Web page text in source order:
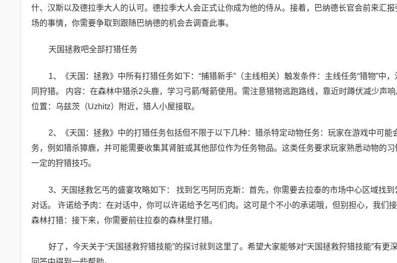
什、汉斯以及德拉季大人的认可。德拉季大人会正式让你成为他的侍从。接着，巴纳德长官会前来汇
场的事情，你需要争取到跟随巴纳德的机会去调查此事。
天国拯救吧全部打猎任务
1、《天国：拯救》中所有打猎任务如下：“捕猎新手”（主线相关）触发条件：主线任务“猎物”中
同狩猎。 内容：在森林中猎杀2头鹿，学习弓箭/弩箭使用。需注意猎物逃跑路线，靠近时蹲伏减少声响
位置：乌兹茨（Uzhitz）附近，猎人小屋接取。
2、《天国：拯救》中的打猎任务包括但不限于以下几种：猎杀特定动物任务：玩家在游戏中可能
务，例如猎杀獐鹿，并可能需要收集其肾脏或其他部位作为任务物品。这类任务要求玩家熟悉动物的
一定的狩猎技巧。
3、天国拯救乞丐的盛宴攻略如下： 找到乞丐阿历克斯：首先，你需要去拉泰的市场中心区域找
对话。 许诺给予肉：在对话中，你可以许诺给予乞丐们肉。这可是个不小的承诺哦，但别担心，我们
森林打猎：接下来，你需要前往拉泰的森林里打猎。
好了，今天关于“天国拯救狩猎技能”的探讨就到这里了。希望大家能够对“天国拯救狩猎技能”有更